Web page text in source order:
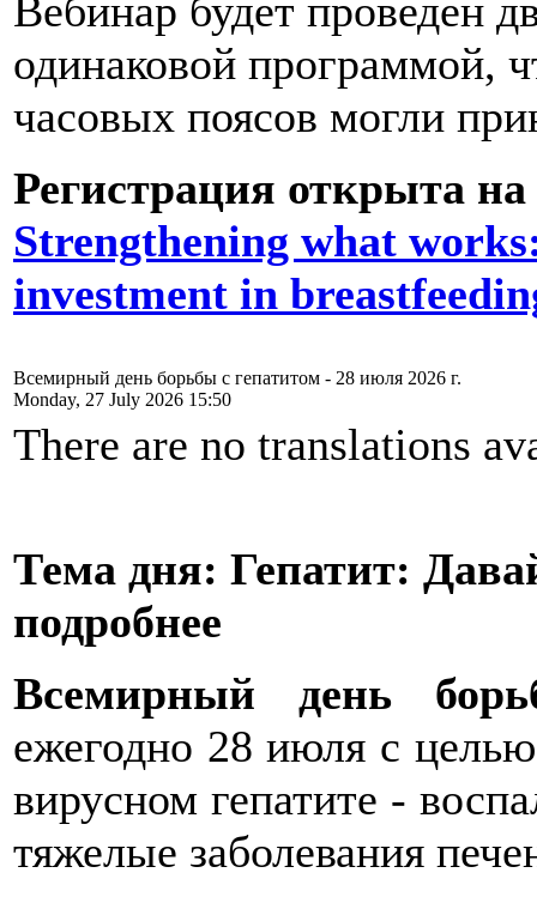
Вебинар будет проведен
одинаковой программой,
часовых поясов могли
Регистрация открыта на
Strengthening what
investment in
Всемирный день борьбы с гепатитом - 28 июля 2026 г.
Monday, 27 July 2026 15:50
There are no translations
Тема дня: Гепатит:
подробнее
Всемирный
день
ежегодно 28 июля с
вирусном гепатите -
тяжелые заболевания